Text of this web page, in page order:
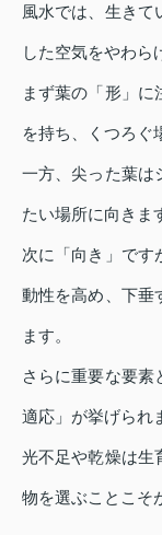
風水では、生きて
した空気をやわら
まず葉の「形」
を持ち、くつろぐ
一方、尖った葉は
たい場所に向きま
次に「向き」です
動性を高め、下垂
ます。
さらに重要な要素
適応」が挙げられ
光不足や乾燥は生
物を選ぶことこそ